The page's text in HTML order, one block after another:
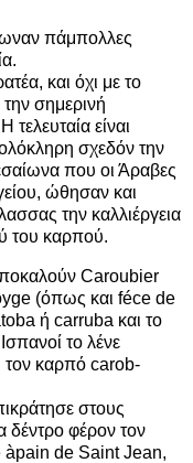
πάμπολλες
και όχι με το
σημερινή
είναι
σχεδόν την
που οι Άραβες
ώθησαν και
την καλλιέργεια
του καρπού.
Caroubier
(όπως και féce de
ή carruba και το
το λένε
τον καρπό carob-
στους
δέντρο φέρον τον
àpain de Saint Jean,